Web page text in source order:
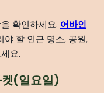
확인하세요. 어바인
야 할 인근 명소, 공원,
요.
(일요일)